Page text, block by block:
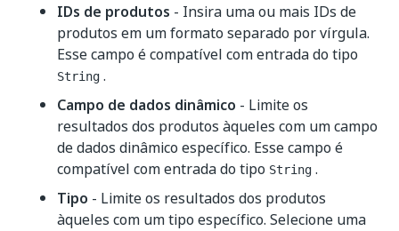
IDs de produtos - Insira uma ou mais IDs de
produtos em um formato separado por vírgula.
Esse campo é compatível com entrada do tipo
String .
Campo de dados dinâmico - Limite os
resultados dos produtos àqueles com um campo
de dados dinâmico específico. Esse campo é
compatível com entrada do tipo String .
Tipo - Limite os resultados dos produtos
àqueles com um tipo específico. Selecione uma